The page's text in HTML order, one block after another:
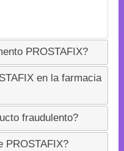
PROSTAFIX?
en la farmacia
fraudulento?
PROSTAFIX?